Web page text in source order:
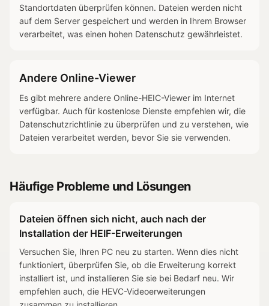
Standortdaten überprüfen können. Dateien werden nicht
auf dem Server gespeichert und werden in Ihrem Browser
verarbeitet, was einen hohen Datenschutz gewährleistet.
Andere Online-Viewer
Es gibt mehrere andere Online-HEIC-Viewer im Internet
verfügbar. Auch für kostenlose Dienste empfehlen wir, die
Datenschutzrichtlinie zu überprüfen und zu verstehen, wie
Dateien verarbeitet werden, bevor Sie sie verwenden.
Häufige Probleme und Lösungen
Dateien öffnen sich nicht, auch nach der
Installation der HEIF-Erweiterungen
Versuchen Sie, Ihren PC neu zu starten. Wenn dies nicht
funktioniert, überprüfen Sie, ob die Erweiterung korrekt
installiert ist, und installieren Sie sie bei Bedarf neu. Wir
empfehlen auch, die HEVC-Videoerweiterungen